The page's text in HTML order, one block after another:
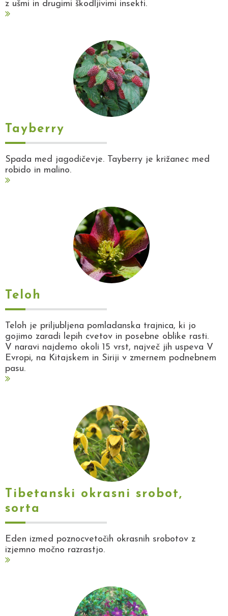
z ušmi in drugimi škodljivimi insekti.
Tayberry
Spada med jagodičevje. Tayberry je križanec med
robido in malino.
Teloh
Teloh je priljubljena pomladanska trajnica, ki jo
gojimo zaradi lepih cvetov in posebne oblike rasti.
V naravi najdemo okoli 15 vrst, največ jih uspeva V
Evropi, na Kitajskem in Siriji v zmernem podnebnem
pasu.
Tibetanski okrasni srobot,
sorta
Eden izmed poznocvetočih okrasnih srobotov z
izjemno močno razrastjo.